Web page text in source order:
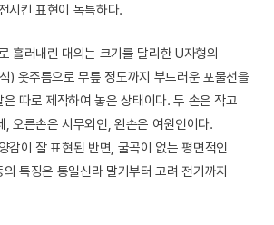
시킨 표현이 독특하다.
흘러내린 대의는 크기를 달리한 U자형의
) 옷주름으로 무릎 정도까지 부드러운 포물선을
따로 제작하여 놓은 상태이다. 두 손은 작고
, 오른손은 시무외인, 왼손은 여원인이다.
감이 잘 표현된 반면, 굴곡이 없는 평면적인
특징은 통일신라 말기부터 고려 전기까지